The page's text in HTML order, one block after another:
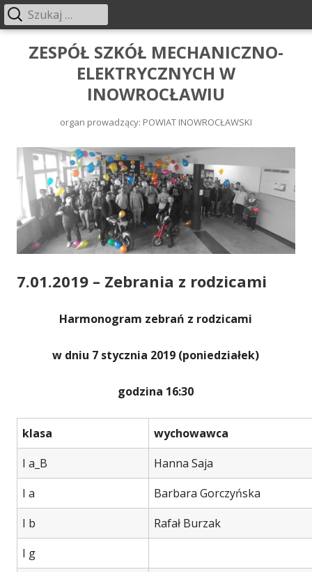
ZESPÓŁ SZKÓŁ MECHANICZNO-
ELEKTRYCZNYCH W
INOWROCŁAWIU
organ prowadzący: POWIAT INOWROCŁAWSKI
7.01.2019 – Zebrania z rodzicami
Harmonogram zebrań z rodzicami
w dniu 7 stycznia 2019 (poniedziałek)
godzina 16:30
klasa
wychowawca
I a_B
Hanna Saja
I a
Barbara Gorczyńska
I b
Rafał Burzak
I g